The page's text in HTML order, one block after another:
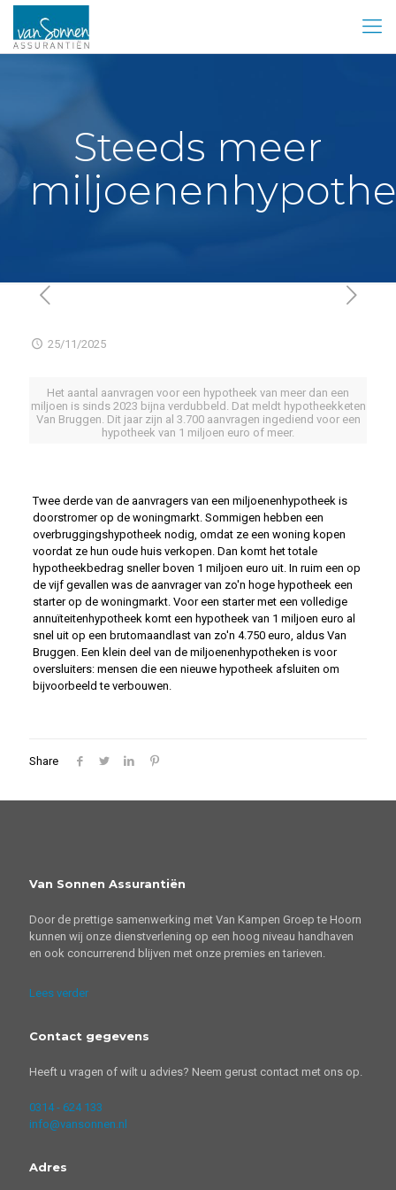
Steeds meer
25/11/2025
Het aantal aanvragen voor een hypotheek van meer dan een
miljoen is sinds 2023 bijna verdubbeld. Dat meldt hypotheekketen
Van Bruggen. Dit jaar zijn al 3.700 aanvragen ingediend voor een
hypotheek van 1 miljoen euro of meer.
Twee derde van de aanvragers van een miljoenenhypotheek is
doorstromer op de woningmarkt. Sommigen hebben een
overbruggingshypotheek nodig, omdat ze een woning kopen
voordat ze hun oude huis verkopen. Dan komt het totale
hypotheekbedrag sneller boven 1 miljoen euro uit. In ruim een op
de vijf gevallen was de aanvrager van zo'n hoge hypotheek een
starter op de woningmarkt. Voor een starter met een volledige
annuïteitenhypotheek komt een hypotheek van 1 miljoen euro al
snel uit op een brutomaandlast van zo'n 4.750 euro, aldus Van
Bruggen. Een klein deel van de miljoenenhypotheken is voor
oversluiters: mensen die een nieuwe hypotheek afsluiten om
bijvoorbeeld te verbouwen.
Share
Van Sonnen Assurantiën
Door de prettige samenwerking met Van Kampen Groep te Hoorn
kunnen wij onze dienstverlening op een hoog niveau handhaven
en ook concurrerend blijven met onze premies en tarieven.
Lees verder
Contact gegevens
Heeft u vragen of wilt u advies? Neem gerust contact met ons op.
0314 - 624 133
info@vansonnen.nl
Adres